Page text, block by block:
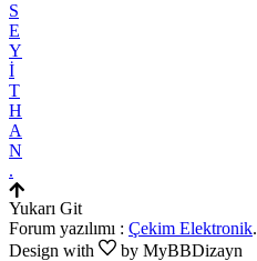
S
E
Y
İ
T
H
A
N
.
Yukarı Git
Forum yazılımı : Çekim Elektronik.
Design with
by MyBBDizayn